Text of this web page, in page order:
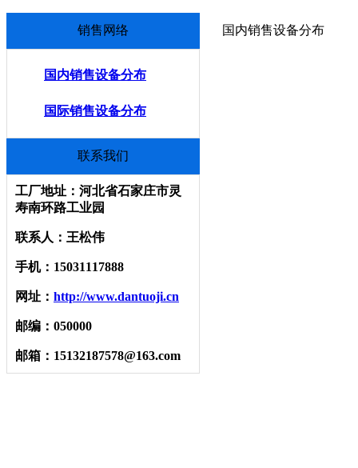
销售网络
国内销售设备分布
国际销售设备分布
联系我们
工厂地址：河北省石家庄市灵
寿南环路工业园
联系人：王松伟
手机：15031117888
网址： http://www.dantuoji.cn
邮编：050000
邮箱：15132187578@163.com
国内销售设备分布